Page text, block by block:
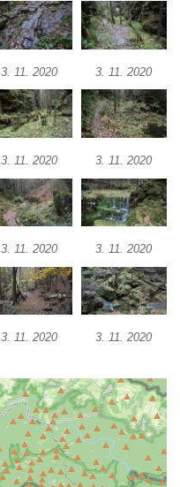
3. 11. 2020 3. 11. 2020
3. 11. 2020 3. 11. 2020
3. 11. 2020 3. 11. 2020
3. 11. 2020 3. 11. 2020